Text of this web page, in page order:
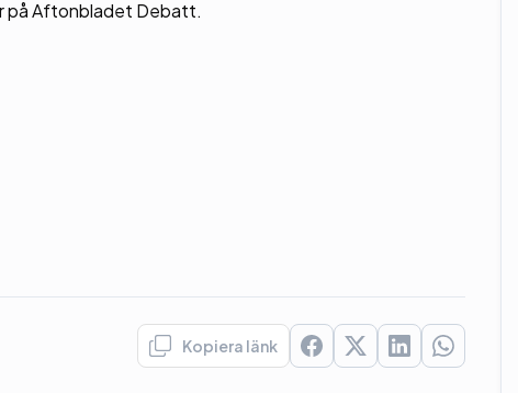
på Aftonbladet Debatt.
Kopiera länk